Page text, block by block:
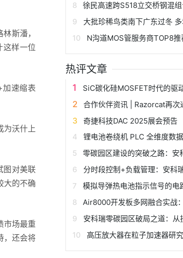
斯潘，
这样一位
速缩表
为沃什上
图对美联
大的不确
市场最重
，还会将
徐民高速跨S518立交桥钢混组合梁架设全
大批珍稀鸟类南下广东过冬 多地刷新观测纪录,大批珍稀鸟类南下广东过冬 多地
N沟道MOS管服务商TOP8推荐，助力功率半导体产业链稳
热评文章
SiC碳化硅MOSFET时代的驱动供电解决方案：基本
合作伙伴资讯 | Razorcat再次通过ISO 9001质量管理体系认证，龙智持续为您保障高质量
奇捷科技DAC 2025展会预告
锂电池卷绕机 PLC 全维度数据采集与物联网协同优
零碳园区建设的突破之路：安科瑞 “云边端” 一体
分时段控制+负载管理：安科瑞DTSY1352预付费电表的智能化
模拟导弹热电池指示信号的电路设计
Air8000开发板多网融合实战：以太网供网技术
安科瑞零碳园区破局之道：从技术攻坚到产业生态的
高压放大器在粒子加速器研究中